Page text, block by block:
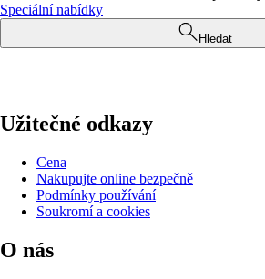
Speciální nabídky
Hledat
Užitečné odkazy
Cena
Nakupujte online bezpečně
Podmínky používání
Soukromí a cookies
O nás